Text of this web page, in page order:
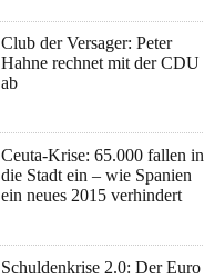
Club der Versager: Peter
Hahne rechnet mit der CDU
ab
Ceuta-Krise: 65.000 fallen in
die Stadt ein – wie Spanien
ein neues 2015 verhindert
Schuldenkrise 2.0: Der Euro